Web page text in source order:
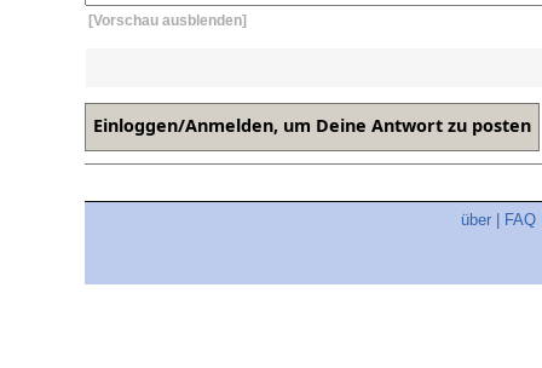
[Vorschau ausblenden]
über FAQ